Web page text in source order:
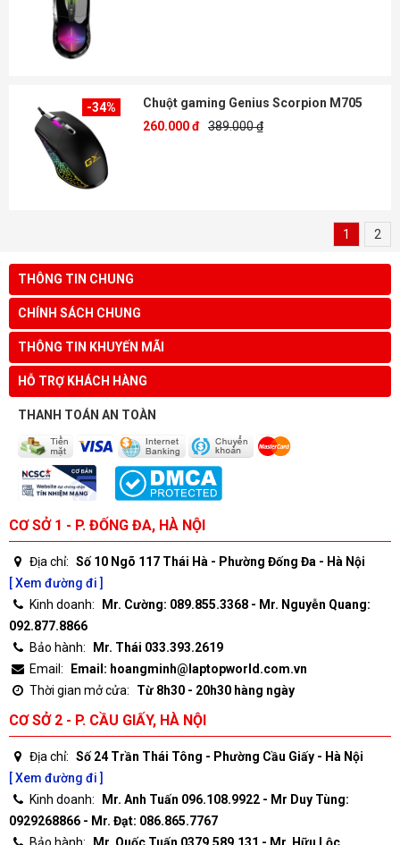
-34%
Chuột gaming Genius Scorpion M705
260.000 đ 389.000 ₫
1 2
THÔNG TIN CHUNG
CHÍNH SÁCH CHUNG
THÔNG TIN KHUYẾN MÃI
HỖ TRỢ KHÁCH HÀNG
THANH TOÁN AN TOÀN
CƠ SỞ 1 - P. ĐỐNG ĐA, HÀ NỘI
Địa chỉ: Số 10 Ngõ 117 Thái Hà - Phường Đống Đa - Hà Nội
[ Xem đường đi ]
Kinh doanh:
Mr. Cường: 089.855.3368 - Mr. Nguyễn Quang:
092.877.8866
Bảo hành:
Mr. Thái 033.393.2619
Email:
Email: hoangminh@laptopworld.com.vn
Thời gian mở cửa:
Từ 8h30 - 20h30 hàng ngày
CƠ SỞ 2 - P. CẦU GIẤY, HÀ NỘI
Địa chỉ: Số 24 Trần Thái Tông - Phường Cầu Giấy - Hà Nội
[ Xem đường đi ]
Kinh doanh:
Mr. Anh Tuấn 096.108.9922 - Mr Duy Tùng:
0929268866 - Mr. Đạt: 086.865.7767